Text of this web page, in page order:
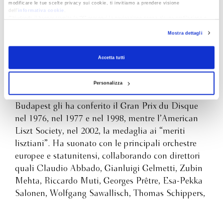
modificare le tue scelte privacy sui cookie, ti invitiamo a prendere visione
dell’
informativa cookie
RevocaMostra dettagli
Accetta tutti
Personalizza
Michele Campanella
Michele Campanella, considerato
internazionalmente uno dei maggiori virtuosi e
interpreti lisztiani, ha affrontato in oltre 45 anni di
attività molte tra le principali pagine della
letteratura pianistica. La Società “Franz Liszt” di
Budapest gli ha conferito il Gran Prix du Disque
nel 1976, nel 1977 e nel 1998, mentre l’American
Liszt Society, nel 2002, la medaglia ai “meriti
lisztiani”. Ha suonato con le principali orchestre
europee e statunitensi, collaborando con direttori
quali Claudio Abbado, Gianluigi Gelmetti, Zubin
Mehta, Riccardo Muti, Georges Prêtre, Esa-Pekka
Salonen, Wolfgang Sawallisch, Thomas Schippers,